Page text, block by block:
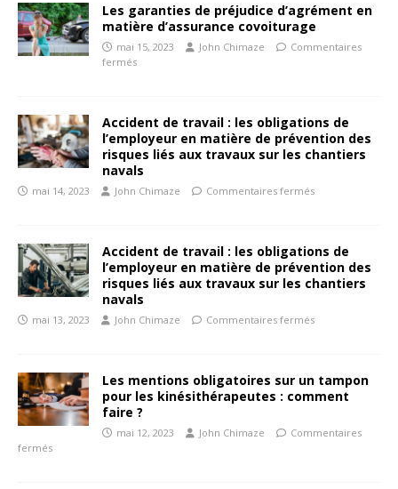
Les garanties de préjudice d’agrément en
matière d’assurance covoiturage
mai 15, 2023 John Chimaze
Commentaires
fermés
Accident de travail : les obligations de
l’employeur en matière de prévention des
risques liés aux travaux sur les chantiers
navals
mai 14, 2023 John Chimaze Commentaires fermés
Accident de travail : les obligations de
l’employeur en matière de prévention des
risques liés aux travaux sur les chantiers
navals
mai 13, 2023 John Chimaze Commentaires fermés
Les mentions obligatoires sur un tampon
pour les kinésithérapeutes : comment
faire ?
mai 12, 2023 John Chimaze
Commentaires
fermés